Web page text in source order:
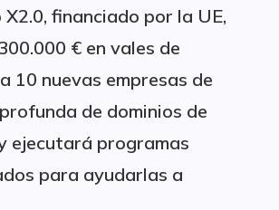
financiado por la UE,
€ en vales de
10 nuevas empresas de
de dominios de
ejecutará programas
para ayudarlas a